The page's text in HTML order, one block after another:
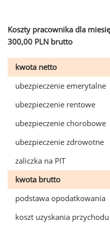
Koszty pracownika dla
300,00 PLN brutto
kwota netto
ubezpieczenie emerytalne
ubezpieczenie rentowe
ubezpieczenie chorobowe
ubezpieczenie zdrowotne
zaliczka na PIT
kwota brutto
podstawa opodatkowania
koszt uzyskania przychodu